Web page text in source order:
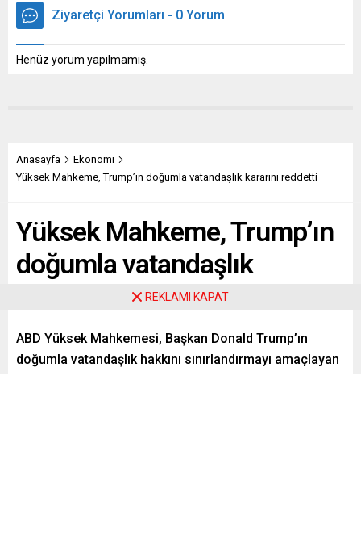
Ziyaretçi Yorumları - 0 Yorum
Henüz yorum yapılmamış.
Anasayfa
Ekonomi
Yüksek Mahkeme, Trump’ın doğumla vatandaşlık kararını reddetti
Yüksek Mahkeme, Trump’ın
doğumla vatandaşlık
kararını reddetti
ABD Yüksek Mahkemesi, Başkan Donald Trump’ın
doğumla vatandaşlık hakkını sınırlandırmayı amaçlayan
REKLAMI KAPAT